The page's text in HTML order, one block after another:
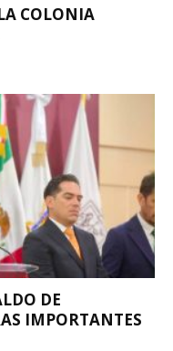
COLONIA
DE
IMPORTANTES